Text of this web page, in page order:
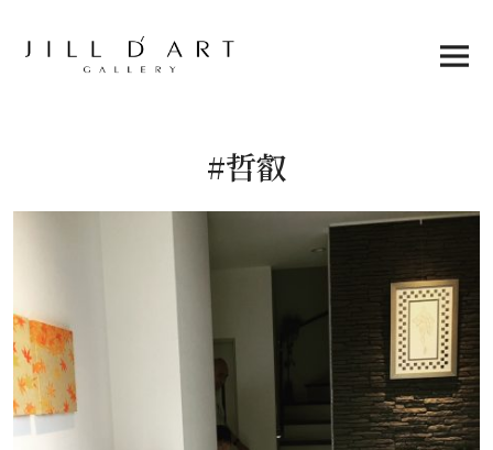
content
Main
Menu
#哲叡